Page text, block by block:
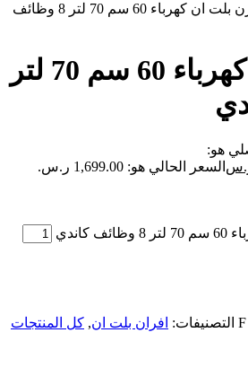
فرن بلت ان كهرباء 60 سم 70 لتر 8 وظائف
فرن بلت ان كهرباء 60 سم 70 لتر
هو:
السعر الحالي هو: 1,699.00 ر.س.
التصنيفات: افران بلت ان, كل المنتجات